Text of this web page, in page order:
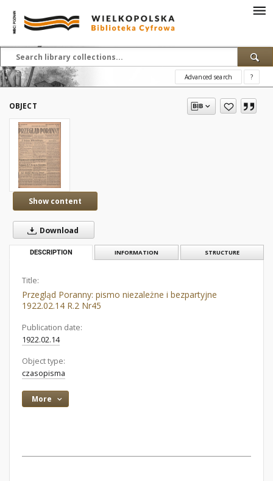
Advanced search ?
OBJECT
Show content
Download
DESCRIPTION INFORMATION STRUCTURE
Title:
Przegląd Poranny: pismo niezależne i bezpartyjne
1922.02.14 R.2 Nr45
Publication date:
1922.02.14
Object type:
czasopisma
More